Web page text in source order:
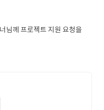
님께 프로젝트 지원 요청을